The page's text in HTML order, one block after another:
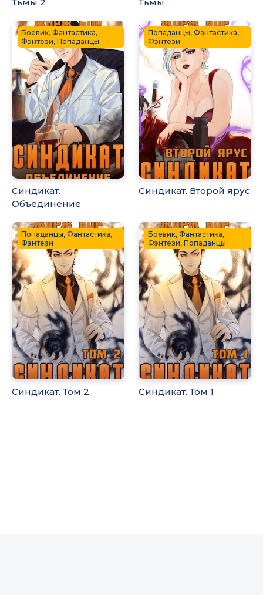
Тьмы 2
Тьмы
Боевик, Фантастика,
Фэнтези, Попаданцы
Синдикат.
Объединение
Попаданцы, Фантастика,
Фэнтези
Синдикат. Второй ярус
Попаданцы, Фантастика,
Фэнтези
Синдикат. Том 2
Боевик, Фантастика,
Фэнтези, Попаданцы
Синдикат. Том 1